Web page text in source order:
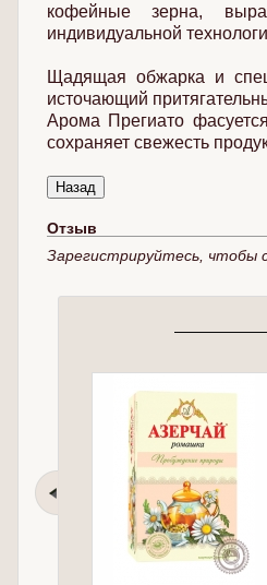
кофейные зерна,
индивидуальной
Щадящая обжарка и
источающий
Арома Прегиато
сохраняет свежесть
Отзыв
Зарегистрируйтесь, чтобы